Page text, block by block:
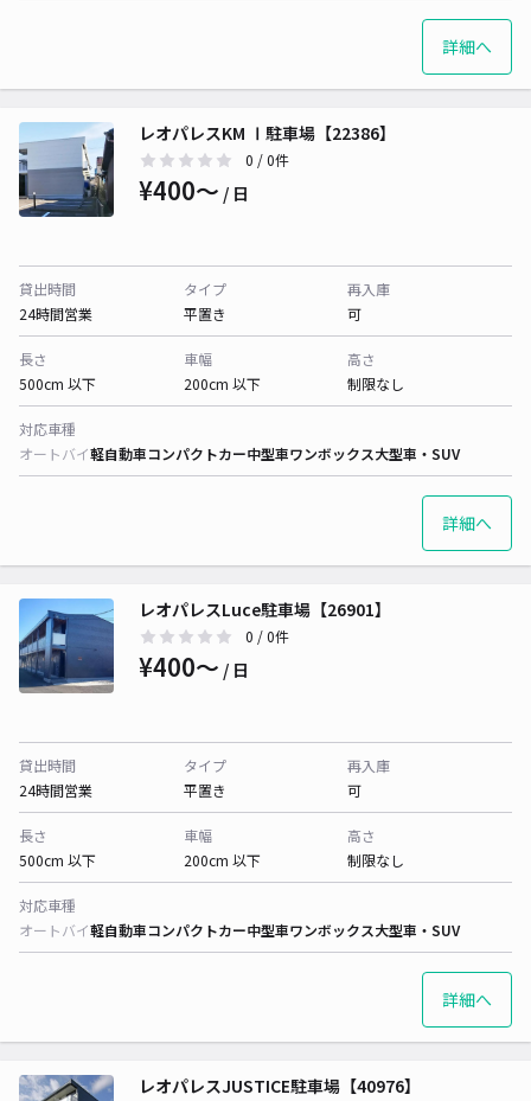
詳細へ
レオパレスKM Ⅰ駐車場【22386】
0 / 0件
¥400〜 / 日
貸出時間
24時間営業
タイプ
平置き
再入庫
可
長さ
500cm 以下
車幅
200cm 以下
高さ
制限なし
対応車種
オートバイ軽自動車コンパクトカー中型車ワンボックス大型車・SUV
詳細へ
レオパレスLuce駐車場【26901】
0 / 0件
¥400〜 / 日
貸出時間
24時間営業
タイプ
平置き
再入庫
可
長さ
500cm 以下
車幅
200cm 以下
高さ
制限なし
対応車種
オートバイ軽自動車コンパクトカー中型車ワンボックス大型車・SUV
詳細へ
レオパレスJUSTICE駐車場【40976】